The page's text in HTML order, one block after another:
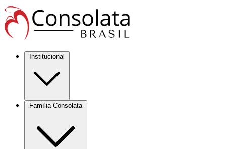
Institucional
Família Consolata